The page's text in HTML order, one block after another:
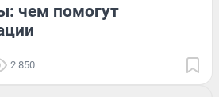
чем помогут
2 850